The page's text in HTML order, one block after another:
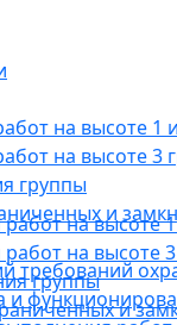
на высоте 1
на высоте 3
группы
и
требований
на высоте
на высоте
группы
и